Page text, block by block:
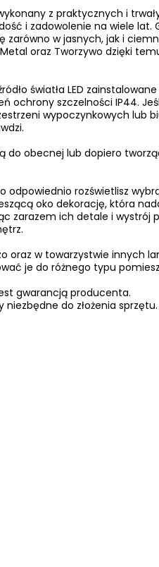
z praktycznych i
i zadowolenie na wiele lat.
zarówno w jasnych, jak i
oraz Tworzywo dzięki
światła LED
ochrony szczelności IP44.
wypoczynkowych lub
do obecnej lub dopiero
odpowiednio rozświetlisz
oko dekorację, która
zarazem ich detale i wystrój
oraz w towarzystwie innych
je do różnego typu
gwarancją producenta.
do złożenia sprzętu.